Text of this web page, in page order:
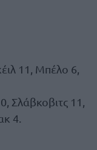
11, Μπέλο 6,
Σλάβκοβιτς 11,
4.